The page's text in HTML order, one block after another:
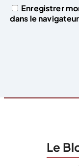
Enregistrer
dans le
Le